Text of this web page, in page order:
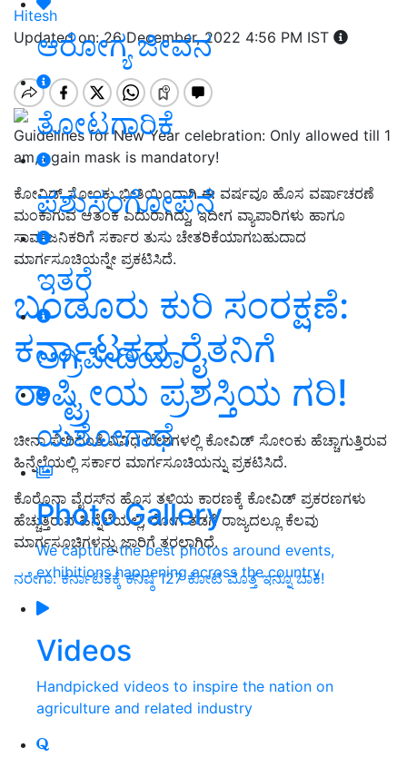
ಆರೋಗ್ಯ ಜೀವನ
ತೋಟಗಾರಿಕೆ
ಪಶುಸಂಗೋಪನೆ
ಇತರೆ
ಅಗ್ರಿಪೀಡಿಯಾ
ಯಶೋಗಾಥೆ
Photo Gallery
We capture the best photos around events,
exhibitions happening across the country
Videos
Handpicked videos to inspire the nation on
agriculture and related industry
Hitesh
Updated on: 26 December, 2022 4:56 PM IST
Guidelines for New Year celebration: Only allowed till 1
am, again mask is mandatory!
ಕೋವಿಡ್‌ ಸೋಂಕು ಭೀತಿಯಿಂದಾಗಿ ಈ ವರ್ಷವೂ ಹೊಸ ವರ್ಷಾಚರಣೆ
ಮಂಕಾಗುವ ಆತಂಕ ಎದುರಾಗಿದ್ದು, ಇದೀಗ ವ್ಯಾಪಾರಿಗಳು ಹಾಗೂ
ಸಾರ್ವಜನಿಕರಿಗೆ ಸರ್ಕಾರ ತುಸು ಚೇತರಿಕೆಯಾಗಬಹುದಾದ
ಮಾರ್ಗಸೂಚಿಯನ್ನೇ ಪ್ರಕಟಿಸಿದೆ.
ಬಂಡೂರು ಕುರಿ ಸಂರಕ್ಷಣೆ:
ಕರ್ನಾಟಕದ ರೈತನಿಗೆ
ರಾಷ್ಟ್ರೀಯ ಪ್ರಶಸ್ತಿಯ ಗರಿ!
ಚೀನಾ ಸೇರಿದಂತೆ ವಿವಿಧ ದೇಶಗಳಲ್ಲಿ ಕೋವಿಡ್‌ ಸೋಂಕು ಹೆಚ್ಚಾಗುತ್ತಿರುವ
ಹಿನ್ನೆಲೆಯಲ್ಲಿ ಸರ್ಕಾರ ಮಾರ್ಗಸೂಚಿಯನ್ನು ಪ್ರಕಟಿಸಿದೆ.
ಕೊರೊನಾ ವೈರಸ್‌ನ ಹೊಸ ತಳಿಯ ಕಾರಣಕ್ಕೆ ಕೋವಿಡ್‌ ಪ್ರಕರಣಗಳು
ಹೆಚ್ಚುತ್ತಿರುವ ಹಿನ್ನೆಲೆಯಲ್ಲಿ, ರೋಗ ತಡಗೆ ರಾಜ್ಯದಲ್ಲೂ ಕೆಲವು
ಮಾರ್ಗಸೂಚಿಗಳನ್ನು ಜಾರಿಗೆ ತರಲಾಗಿದೆ.
ನರೇಗಾ: ಕರ್ನಾಟಕಕ್ಕೆ ಕನಿಷ್ಠ 127 ಕೋಟಿ ಮೊತ್ತ ಇನ್ನೂ ಬಾಕಿ!